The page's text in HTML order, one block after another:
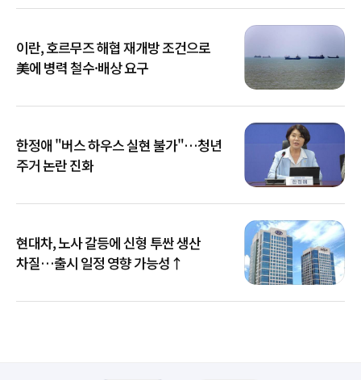
이란, 호르무즈 해협 재개방 조건으로
美에 병력 철수·배상 요구
한정애 "버스 하우스 실현 불가"…청년
주거 논란 진화
현대차, 노사 갈등에 신형 투싼 생산
차질…출시 일정 영향 가능성↑